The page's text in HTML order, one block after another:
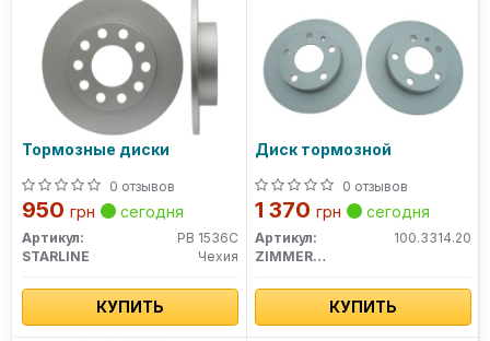
Тормозные диски
0 отзывов
950 грн сегодня
Артикул:
PB 1536C
STARLINE
Чехия
КУПИТЬ
Диск тормозной
0 отзывов
1 370 грн сегодня
Артикул:
100.3314.20
ZIMMERMANN
КУПИТЬ